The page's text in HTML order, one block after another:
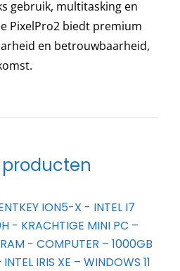
gebruik, multitasking en
PixelPro2 biedt premium
en betrouwbaarheid,
ION5-X - INTEL I7
- KRACHTIGE MINI PC –
- COMPUTER – 1000GB
IRIS XE – WINDOWS 11